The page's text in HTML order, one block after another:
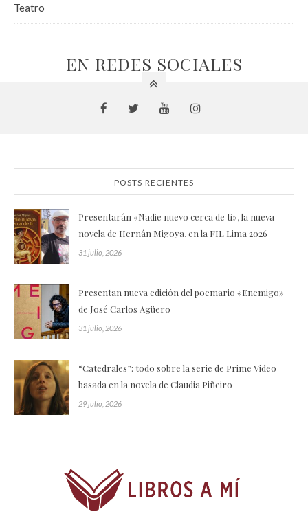
Teatro
EN REDES SOCIALES
POSTS RECIENTES
Presentarán «Nadie nuevo cerca de ti», la nueva
novela de Hernán Migoya, en la FIL Lima 2026
31 julio, 2026
Presentan nueva edición del poemario «Enemigo»
de José Carlos Agüero
31 julio, 2026
“Catedrales”: todo sobre la serie de Prime Video
basada en la novela de Claudia Piñeiro
29 julio, 2026